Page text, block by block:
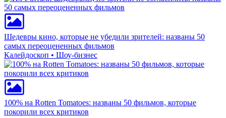
Шедевры кино, которые не убедили зрителей: названы 50
самых переоцененных фильмов
Калейдоскоп • Шоу-бизнес
100% на Rotten Tomatoes: названы 50 фильмов, которые
покорили всех критиков